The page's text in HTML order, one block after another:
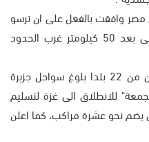
مصر وافقت بالفعل على ان ترسو
السفن في ميناء العريش الواقع على بعد 50 كيلومتر غرب الحدود
وتوقع ناشطون موالون للفلسطينيين من 22 بلدا بلوغ سواحل جزيرة
للانطلاق الى غزة لتسليم
يضم نحو عشرة مراكب، كما اعلن